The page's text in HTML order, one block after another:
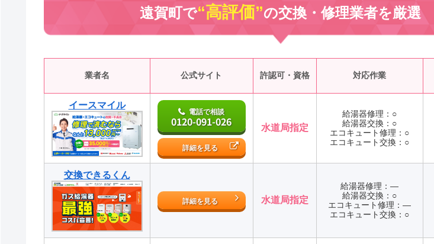
遠賀町で“高評価”の交換・修理業者を厳選
業者名 公式サイト 許認可・資格 対応作業
イースマイル
電話で相談
0120-091-026
詳細を見る
水道局指定
給湯器修理：○
給湯器交換：○
エコキュート修理：○
エコキュート交換：○
交換できるくん
詳細を見る 水道局指定
給湯器修理：―
給湯器交換：○
エコキュート修理：―
エコキュート交換：○